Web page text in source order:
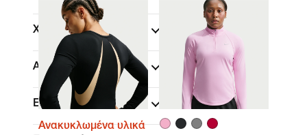
Χρώμα
Αθλήματα (1)
Επωνυμία
Ανακυκλωμένα υλικά